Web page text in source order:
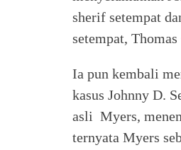
sherif setempat
setempat, Thomas
Ia pun kembali
kasus Johnny D.
asli Myers,
ternyata Myers